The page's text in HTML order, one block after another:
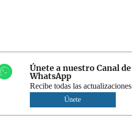
Únete a nuestro Canal de
WhatsApp
Recibe todas las actualizaciones
Únete